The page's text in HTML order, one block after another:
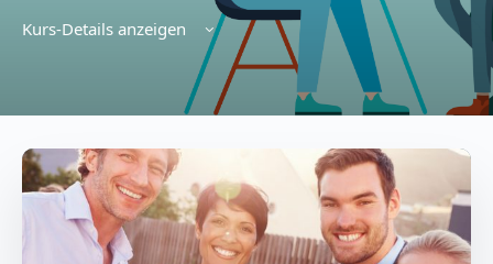
Kurs-Details anzeigen